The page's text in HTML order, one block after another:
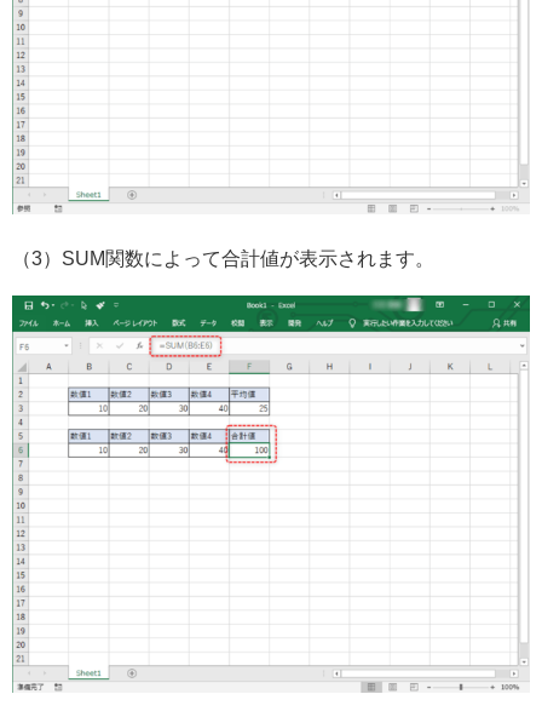
（3）SUM関数によって合計値が表示されます。